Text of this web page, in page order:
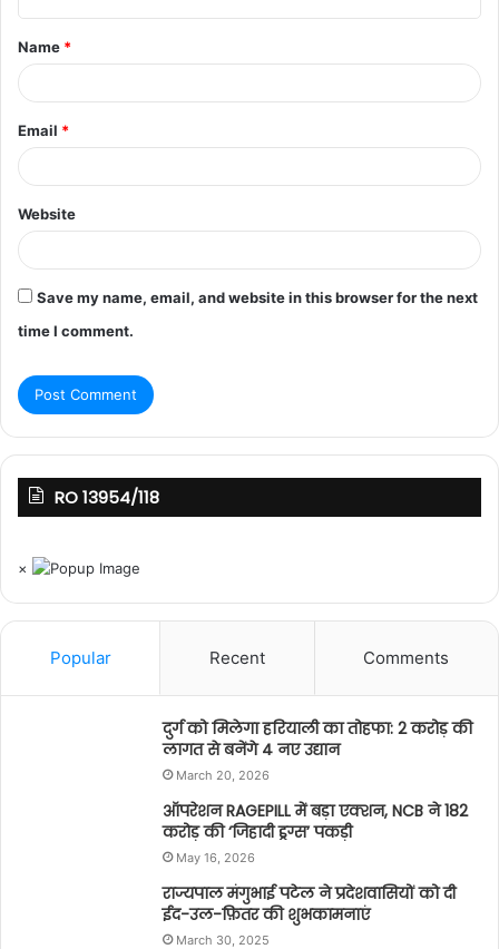
Name *
Email *
Website
Save my name, email, and website in this browser for the next
time I comment.
RO 13954/118
×
Popular Recent Comments
दुर्ग को मिलेगा हरियाली का तोहफा: 2 करोड़ की
लागत से बनेंगे 4 नए उद्यान
March 20, 2026
ऑपरेशन RAGEPILL में बड़ा एक्शन, NCB ने 182
करोड़ की ‘जिहादी ड्रग्स’ पकड़ी
May 16, 2026
राज्यपाल मंगुभाई पटेल ने प्रदेशवासियों को दी
ईद-उल-फ़ितर की शुभकामनाएं
March 30, 2025